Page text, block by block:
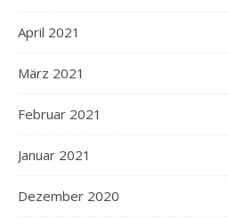
April 2021
März 2021
Februar 2021
Januar 2021
Dezember 2020